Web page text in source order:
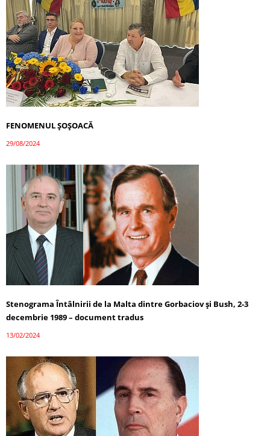
FENOMENUL ȘOȘOACĂ
29/08/2024
Stenograma Întâlnirii de la Malta dintre Gorbaciov și Bush, 2-3
decembrie 1989 – document tradus
13/02/2024